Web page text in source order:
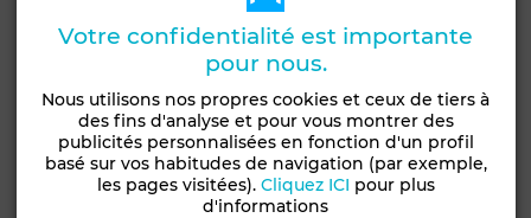
Terrasse Garage Ascenseur Concierge
Chauffage central
Double vitrage Porte blindée
Voir plus de photos
Votre confidentialité est importante
pour nous.
Nous utilisons nos propres cookies et ceux de tiers à
des fins d'analyse et pour vous montrer des
publicités personnalisées en fonction d'un profil
basé sur vos habitudes de navigation (par exemple,
les pages visitées). Cliquez ICI pour plus
d'informations